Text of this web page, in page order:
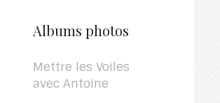
Albums photos
Mettre les Voiles
avec Antoine